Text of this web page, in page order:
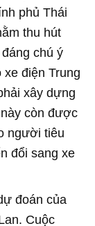
phủ Thái
thu hút
chú ý
xe điện Trung
xây dựng
còn được
người tiêu
đổi sang xe
đoán của
Cuộc